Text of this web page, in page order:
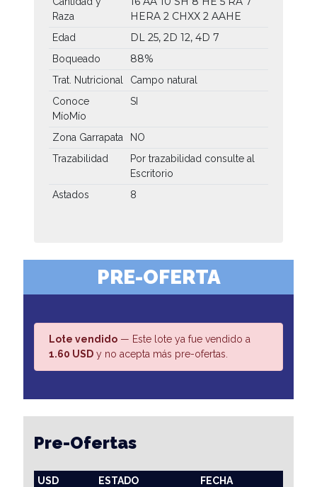
Raza
HERA 2 CHXX 2 AAHE
Edad DL 25, 2D 12, 4D 7
Boqueado 88%
Trat. Nutricional
Campo natural
Conoce
MíoMío
SI
Zona Garrapata
NO
Trazabilidad
Por trazabilidad consulte al
Escritorio
Astados
8
PRE-OFERTA
Lote vendido — Este lote ya fue vendido a
1.60 USD y no acepta más pre-ofertas.
Pre-Ofertas
USD ESTADO FECHA